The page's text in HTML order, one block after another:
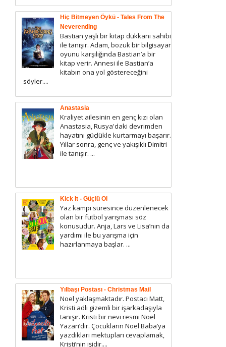
Hiç Bitmeyen Öykü - Tales From The
Neverending
Bastian yaşlı bir kitap dükkanı sahibi
ile tanışır. Adam, bozuk bir bilgisayar
oyunu karşılığında Bastian’a bir
kitap verir. Annesi ile Bastian’a
kitabın ona yol göstereceğini
söyler....
Anastasia
Kraliyet ailesinin en genç kızı olan
Anastasia, Rusya'daki devrimden
hayatını güçlükle kurtarmayı başarır.
Yıllar sonra, genç ve yakışıklı Dimitri
ile tanışır. ...
Kick It - Güçlü Ol
Yaz kampı süresince düzenlenecek
olan bir futbol yarışması söz
konusudur. Anja, Lars ve Lisa’nın da
yardımı ile bu yarışma için
hazırlanmaya başlar. ...
Yılbaşı Postası - Christmas Mail
Noel yaklaşmaktadır. Postacı Matt,
Kristi adlı gizemli bir işarkadaşıyla
tanışır. Kristi bir nevi resmi Noel
Yazarı’dır. Çocukların Noel Baba’ya
yazdıkları mektupları cevaplamak,
Kristi’nin işidir....